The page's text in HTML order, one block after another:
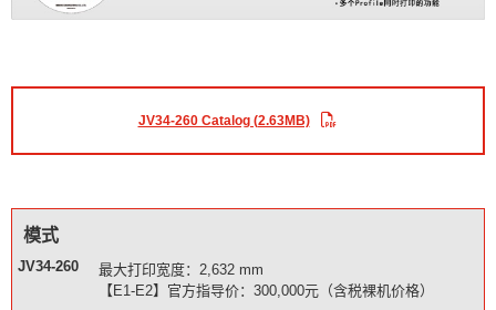
JV34-260 Catalog (2.63MB)
模式
JV34-260
最大打印宽度：2,632 mm
【E1-E2】官方指导价：300,000元（含税裸机价格）